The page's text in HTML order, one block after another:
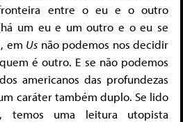
entre o eu e o outro
um eu e um outro e o eu se
em Us não podemos nos decidir
é outro. E se não podemos
americanos das profundezas
caráter também duplo. Se lido
temos uma leitura utopista